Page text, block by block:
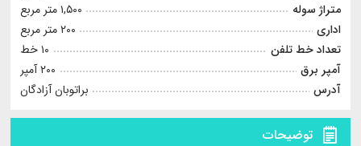
متراژ سوله
۱,۵۰۰ متر مربع
اداری
۲۰۰ متر مربع
تعداد خط تلفن
۱۰ خط
آمپر برق
۲۰۰ آمپر
آدرس
براتوبان آزادگان
توضیحات